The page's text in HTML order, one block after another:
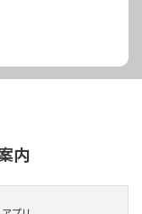
内